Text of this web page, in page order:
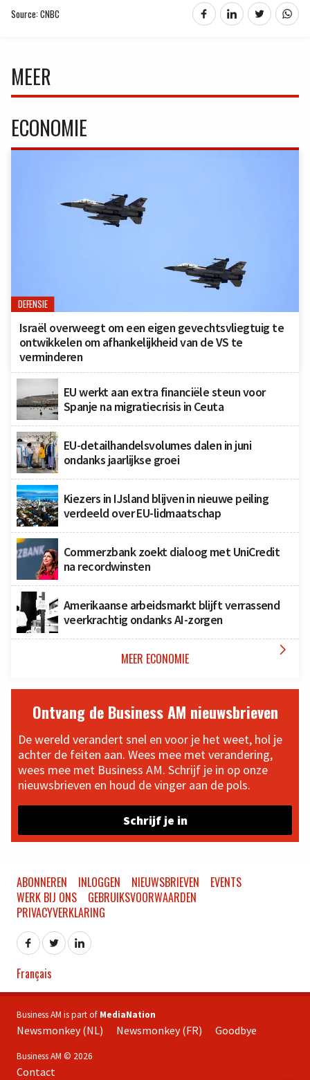
Source: CNBC
MEER
ECONOMIE
DEFENSIE
Israël overweegt om een eigen gevechtsvliegtuig te
ontwikkelen om afhankelijkheid van de VS te
verminderen
EU werkt aan extra financiële steun voor
Spanje na migratiecrisis in Ceuta
EU-detailhandelsvolumes dalen in juni
ondanks jaarlijkse groei
Kiezers in IJsland blijven in nieuwe peiling
verdeeld over EU-lidmaatschap
Commerzbank zoekt dialoog met UniCredit
na recordwinsten
Amerikaanse arbeidsmarkt blijft verrassend
veerkrachtig ondanks AI-zorgen
MEER ECONOMIE 
Ontvang de Business AM nieuwsbrieven
De wereld verandert snel en voor je het weet, hol je
achter de feiten aan. Wees mee met verandering,
wees mee met Business AM. Schrijf je in op onze
nieuwsbrieven en houd de vinger aan de pols.
Schrijf je in
ABONNEREN INLOGGEN NIEUWSBRIEVEN
EVENTS
WERK BIJ ONS
GEBRUIKSVOORWAARDEN
PRIVACYVERKLARING
Français
Business AM is part of MediaNation
Newsmonkey (NL) Newsmonkey (FR) Goodbye
Business AM © 2026
Contact